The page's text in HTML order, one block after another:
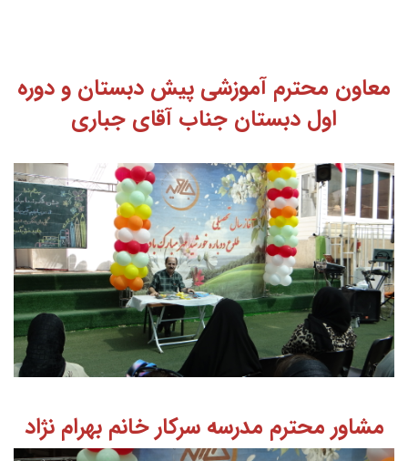
معاون محترم آموزشی پیش دبستان و دوره
اول دبستان جناب آقای جباری
مشاور محترم مدرسه سرکار خانم بهرام نژاد